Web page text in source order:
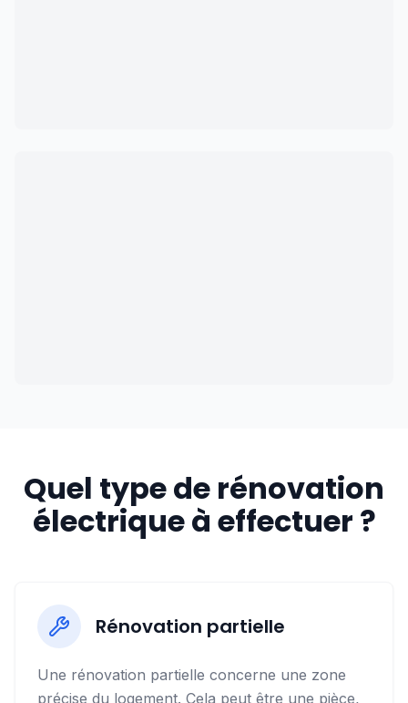
Quel type de rénovation
électrique à effectuer ?
Rénovation partielle
Une rénovation partielle concerne une zone
précise du logement. Cela peut être une pièce,